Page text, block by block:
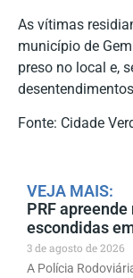
As vítimas
município de
preso no local e,
Fonte: Cidade
VEJA MAIS:
PRF
escondidas
3 de agosto de 2026
A Polícia